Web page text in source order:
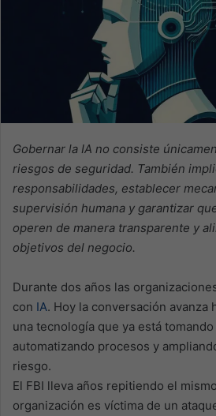
Gobernar la IA no consiste
riesgos de seguridad. También
responsabilidades, establecer
supervisión humana y garantizar
operen de manera transparente y
objetivos del negocio.
Durante dos años las
con IA. Hoy la conversación avanza
una tecnología que ya está
automatizando procesos y
riesgo.
El FBI lleva años repitiendo el
organización es víctima de un